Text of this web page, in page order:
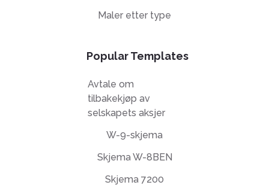
Maler etter type
Popular Templates
Avtale om
tilbakekjøp av
selskapets aksjer
W-9-skjema
Skjema W-8BEN
Skjema 7200